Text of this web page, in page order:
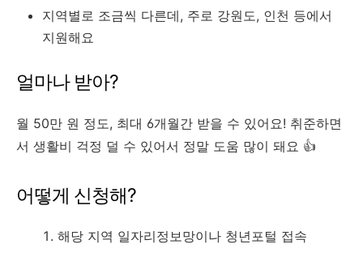
지역별로 조금씩 다른데, 주로 강원도, 인천 등에서
지원해요
얼마나 받아?
월 50만 원 정도, 최대 6개월간 받을 수 있어요! 취준하면
서 생활비 걱정 덜 수 있어서 정말 도움 많이 돼요 👍
어떻게 신청해?
해당 지역 일자리정보망이나 청년포털 접속